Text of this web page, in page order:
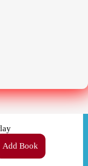
Add Book